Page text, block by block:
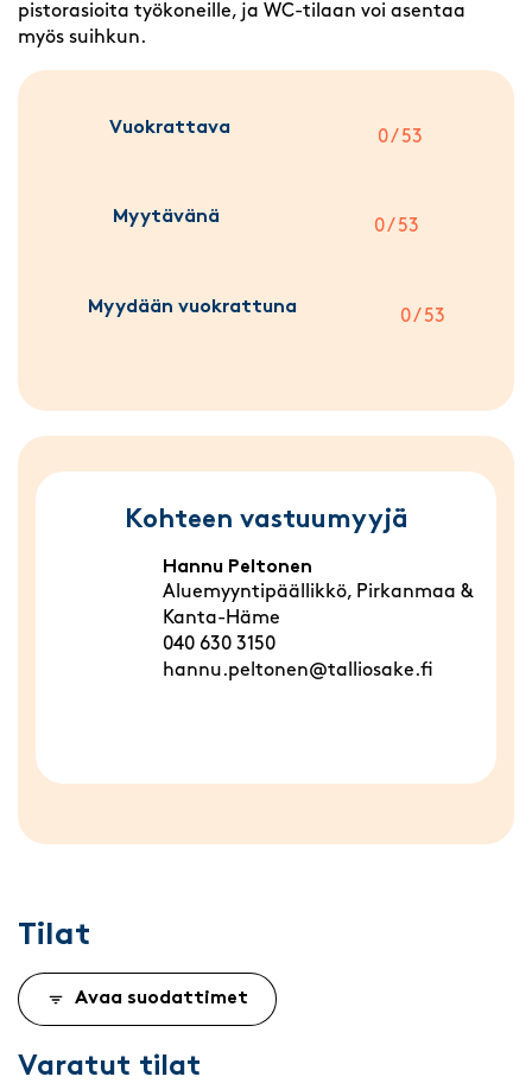
pistorasioita työkoneille, ja WC-tilaan voi asentaa
myös suihkun.
Vuokrattava 0 / 53
Myytävänä 0 / 53
Myydään vuokrattuna 0 / 53
Kohteen vastuumyyjä
Hannu Peltonen
Aluemyyntipäällikkö, Pirkanmaa &
Kanta-Häme
040 630 3150
hannu.peltonen@talliosake.fi
Tilat
Avaa suodattimet
Varatut tilat